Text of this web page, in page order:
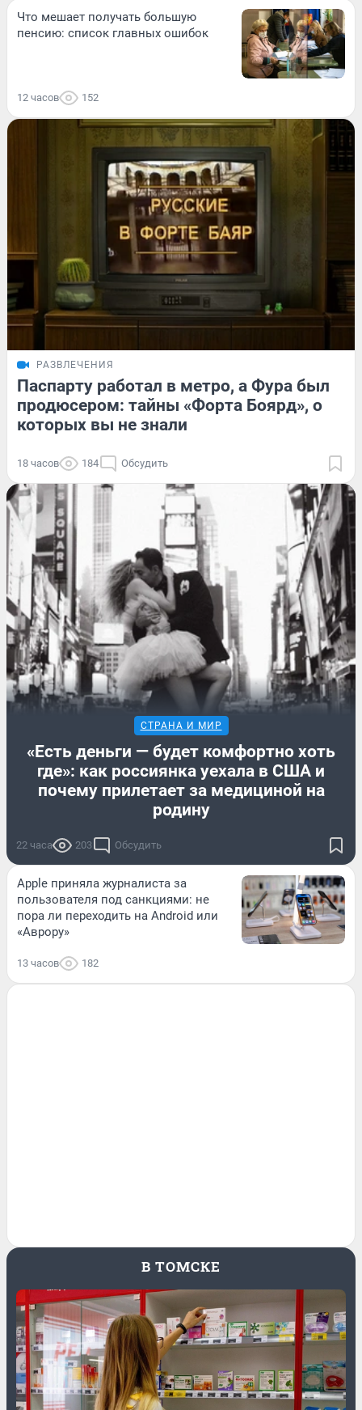
Что мешает получать большую
пенсию: список главных ошибок
12 часов 152
РАЗВЛЕЧЕНИЯ
Паспарту работал в метро, а Фура был
продюсером: тайны «Форта Боярд», о
которых вы не знали
18 часов 184 Обсудить
СТРАНА И МИР
«Есть деньги — будет комфортно хоть
где»: как россиянка уехала в США и
почему прилетает за медициной на
родину
22 часа 203 Обсудить
Apple приняла журналиста за
пользователя под санкциями: не
пора ли переходить на Android или
«Аврору»
13 часов 182
В ТОМСКЕ